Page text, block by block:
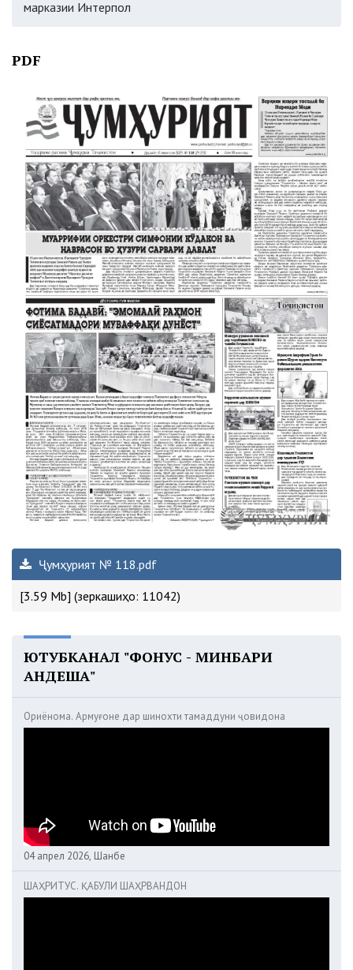
марказии Интерпол
PDF
Ҷумҳурият № 118.pdf
[3.59 Mb] (зеркашиҳо: 11042)
ЮТУБКАНАЛ "ФОНУС - МИНБАРИ
АНДЕША"
Ориёнома. Армуғоне дар шинохти тамаддуни ҷовидона
04 апрел 2026, Шанбе
ШАҲРИТУС. ҚАБУЛИ ШАҲРВАНДОН